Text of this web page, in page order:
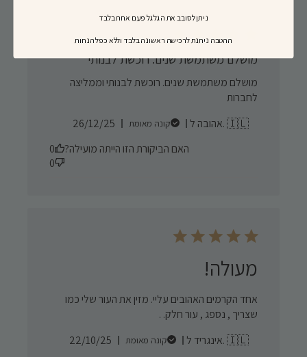
מושלם משתמשת שנים. רוכשת לבנותי
מושלם משתמשת שנים. רוכשת לבנותי וממליצה
לחברות
אהובה ל. 🇮🇱
קונה מאומתPublished
26/12/25
האם הביקורת הזו הייתה מועילה?
0
0
מעולה!
אחד הקרמים האהובים עליי. מזין את העור שלי כמו
שצריך , נספג , עור חלק. .
אינגריד ל. 🇮🇱
קונה מאומתPublished
22/10/25
ניתן לסובב את הגלגל פעם אחת בלבד
​ההטבה ניתנת לרכישה ראשונה בלבד וללא כפל הנחות